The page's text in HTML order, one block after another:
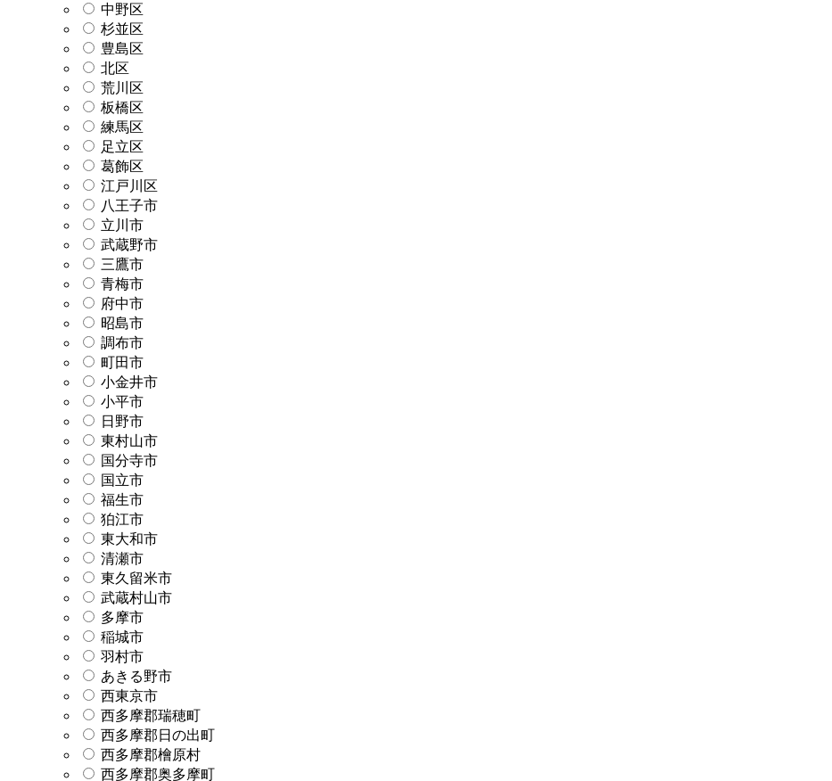
中野区
杉並区
豊島区
北区
荒川区
板橋区
練馬区
足立区
葛飾区
江戸川区
八王子市
立川市
武蔵野市
三鷹市
青梅市
府中市
昭島市
調布市
町田市
小金井市
小平市
日野市
東村山市
国分寺市
国立市
福生市
狛江市
東大和市
清瀬市
東久留米市
武蔵村山市
多摩市
稲城市
羽村市
あきる野市
西東京市
西多摩郡瑞穂町
西多摩郡日の出町
西多摩郡檜原村
西多摩郡奥多摩町